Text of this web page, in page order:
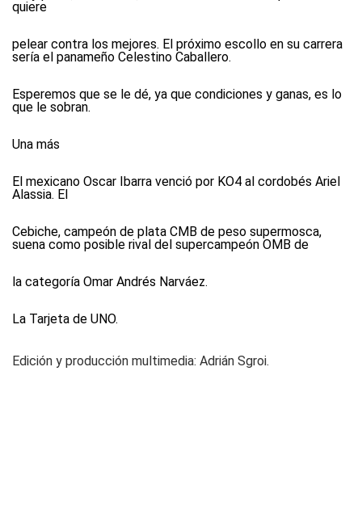
quiere
pelear contra los mejores. El próximo escollo en su carrera
sería el panameño Celestino Caballero.
Esperemos que se le dé, ya que condiciones y ganas, es lo
que le sobran.
Una más
El mexicano Oscar Ibarra venció por KO4 al cordobés Ariel
Alassia. El
Cebiche, campeón de plata CMB de peso supermosca,
suena como posible rival del supercampeón OMB de
la categoría Omar Andrés Narváez.
La Tarjeta de UNO.
Edición y producción multimedia: Adrián Sgroi.